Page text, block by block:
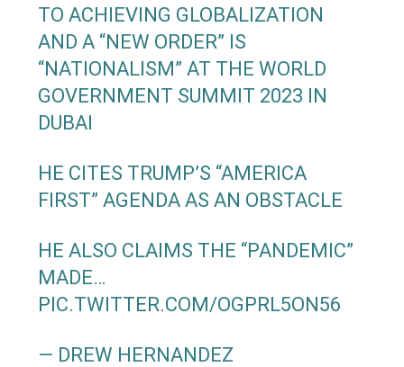
TO ACHIEVING GLOBALIZATION
AND A “NEW ORDER” IS
“NATIONALISM” AT THE WORLD
GOVERNMENT SUMMIT 2023 IN
DUBAI
HE CITES TRUMP’S “AMERICA
FIRST” AGENDA AS AN OBSTACLE
HE ALSO CLAIMS THE “PANDEMIC”
MADE…
PIC.TWITTER.COM/OGPRL5ON56
— DREW HERNANDEZ